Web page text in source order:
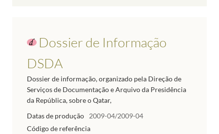
Dossier de Informação
DSDA
Dossier de informação, organizado pela Direção de
Serviços de Documentação e Arquivo da Presidência
da República, sobre o Qatar,
Datas de produção
2009-04/2009-04
Código de referência